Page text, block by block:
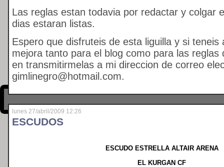
Las reglas estan todavia por redactar y colgar
dias estaran listas.
Espero que disfruteis de esta liguilla y si teneis
mejora tanto para el blog como para las reglas
en transmitirmelas a mi direccion de correo
gimlinegro@hotmail.com.
lunes 27/abril/2009 12:26
ESCUDOS
ESCUDO ESTRELLA ALTAIR ARENA
EL KURGAN CF